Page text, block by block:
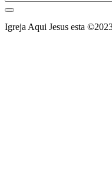
Igreja Aqui Jesus esta